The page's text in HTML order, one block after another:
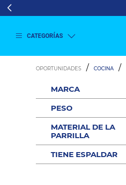
CATEGORÍAS
Secado
Refrigeración
Comercial
Televisión
Climatización
COCINA
MARCA
Veja
todas
as
opções
PESO
MATERIAL DE LA
PARRILLA
TIENE ESPALDAR